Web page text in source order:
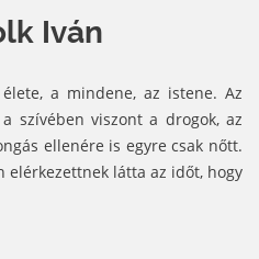
Iván
a mindene, az istene. Az
szívében viszont a drogok, az
ellenére is egyre csak nőtt.
elérkezettnek látta az időt, hogy